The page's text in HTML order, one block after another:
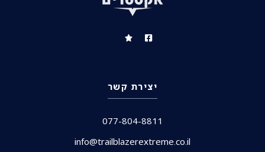
יצירת קשר
077-804-8811
info@trailblazerextreme.co.il